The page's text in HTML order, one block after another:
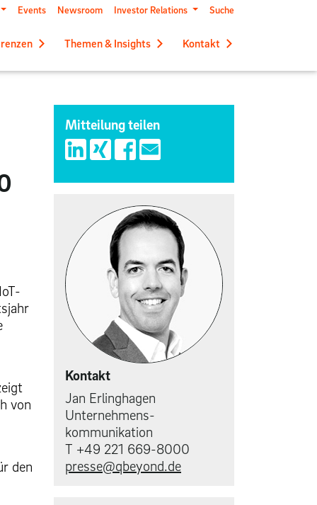
Themen & Insights Kontakt
Events Newsroom Investor Relations Suche
von
den
Mitteilung teilen
Kontakt
Jan Erlinghagen
Unternehmens­
kommunikation
T +49 221 669-8000
presse@qbeyond.de